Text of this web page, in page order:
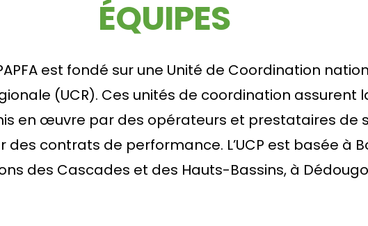
ÉQUIPES
est fondé sur une Unité de Coordination
(UCR). Ces unités de coordination assurent
en œuvre par des opérateurs et prestataires de
contrats de performance. L’UCP est basée à
des Cascades et des Hauts-Bassins, à